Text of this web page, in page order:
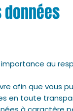
au
afin que vous
en toute